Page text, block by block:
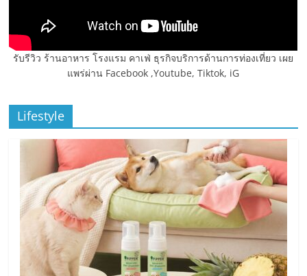
รับรีวิว ร้านอาหาร โรงแรม คาเฟ่ ธุรกิจบริการด้านการท่องเที่ยว เผย
แพร่ผ่าน Facebook ,Youtube, Tiktok, iG
Lifestyle